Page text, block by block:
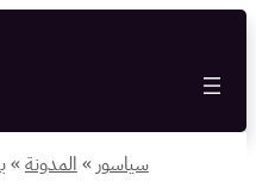
المحتوى
سياسور »المدونة»